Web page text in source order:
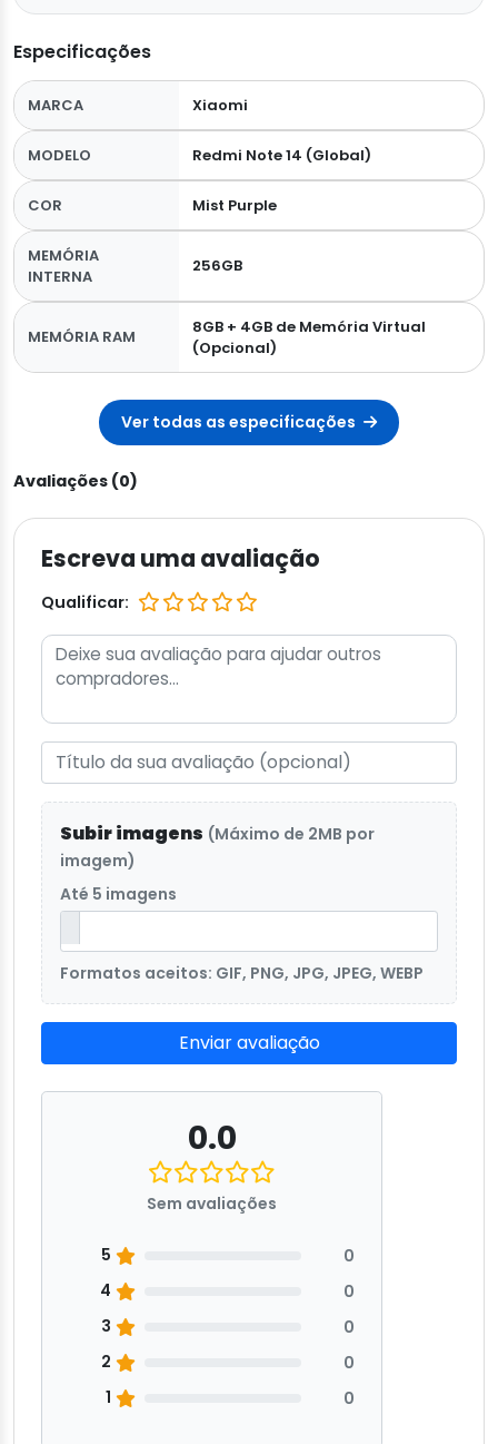
Especificações
MARCA Xiaomi
MODELO Redmi Note 14 (Global)
COR Mist Purple
MEMÓRIA
INTERNA
256GB
MEMÓRIA RAM
8GB + 4GB de Memória Virtual
(Opcional)
Ver todas as especificações
Avaliações (0)
Escreva uma avaliação
Qualificar:
Subir imagens (Máximo de 2MB por
imagem)
Até 5 imagens
Formatos aceitos: GIF, PNG, JPG, JPEG, WEBP
Enviar avaliação
0.0
Sem avaliações
5
0
4
0
3
0
2
0
1
0